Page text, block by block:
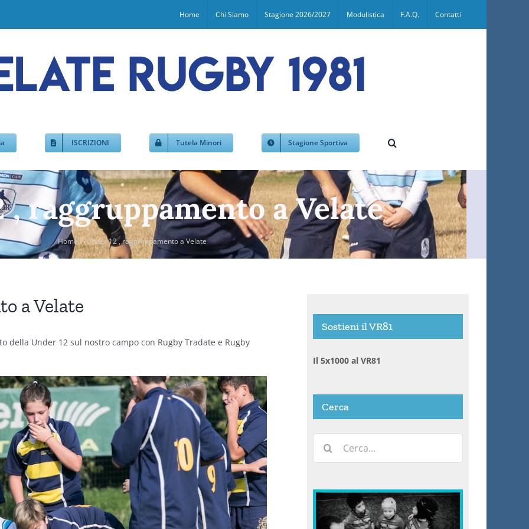
Home Chi Siamo Stagione 2026/2027 Modulistica F.A.Q. Contatti
ISCRIZIONI Tutela Minori Stagione Sportiva
, raggruppamento a Velate
Home Under 12 , raggruppamento a Velate
a Velate
della Under 12 sul nostro campo con Rugby Tradate e Rugby
Sostieni il VR81
Il 5x1000 al VR81
Cerca
per: